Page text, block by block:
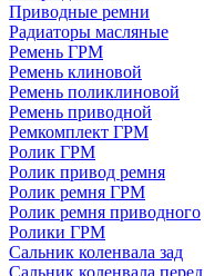
Приводные ремни
Радиаторы масляные
Ремень ГРМ
Ремень клиновой
Ремень поликлиновой
Ремень приводной
Ремкомплект ГРМ
Ролик ГРМ
Ролик привод ремня
Ролик ремня ГРМ
Ролик ремня приводного
Ролики ГРМ
Сальник коленвала зад
Сальник коленвала перед